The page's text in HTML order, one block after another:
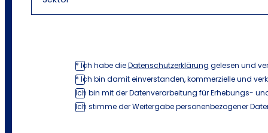
* Ich habe dieDatenschutzerklärung gelesen und
* Ich bin damit einverstanden, kommerzielle und
Ich bin mit der Datenverarbeitung für Erhebungs-
Ich stimme der Weitergabe personenbezogener